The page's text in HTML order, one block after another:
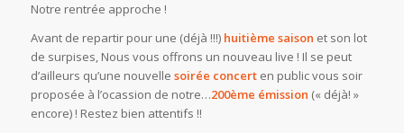
Notre rentrée approche !
Avant de repartir pour une (déjà !!!) huitième saison et son lot
de surpises, Nous vous offrons un nouveau live ! Il se peut
d’ailleurs qu’une nouvelle soirée concerten public vous soir
proposée à l’ocassion de notre…200ème émission (« déjà! »
encore) ! Restez bien attentifs !!